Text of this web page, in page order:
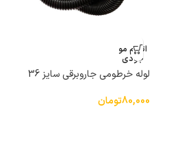
اتمام مو
جودی
لوله خرطومی جاروبرقی سایز 36
80,000تومان